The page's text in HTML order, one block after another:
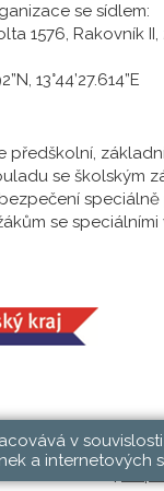
se sídlem:
1576, Rakovník II,
13°44’27.614”E
předškolní,
se školským
se
© 2026 |
v
a internetových